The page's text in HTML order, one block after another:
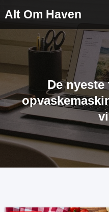
Alt Om Haven
De